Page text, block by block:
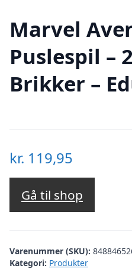
Marvel
Puslespil –
Brikker –
kr. 119,95
Gå til shop
Varenummer (SKU):
Kategori: Produkter